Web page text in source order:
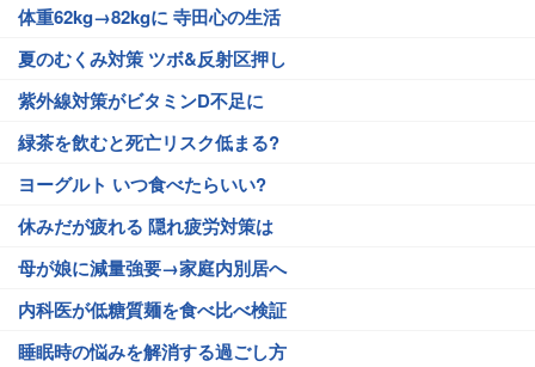
体重62kg→82kgに 寺田心の生活
夏のむくみ対策 ツボ&反射区押し
紫外線対策がビタミンD不足に
緑茶を飲むと死亡リスク低まる?
ヨーグルト いつ食べたらいい?
休みだが疲れる 隠れ疲労対策は
母が娘に減量強要→家庭内別居へ
内科医が低糖質麺を食べ比べ検証
睡眠時の悩みを解消する過ごし方